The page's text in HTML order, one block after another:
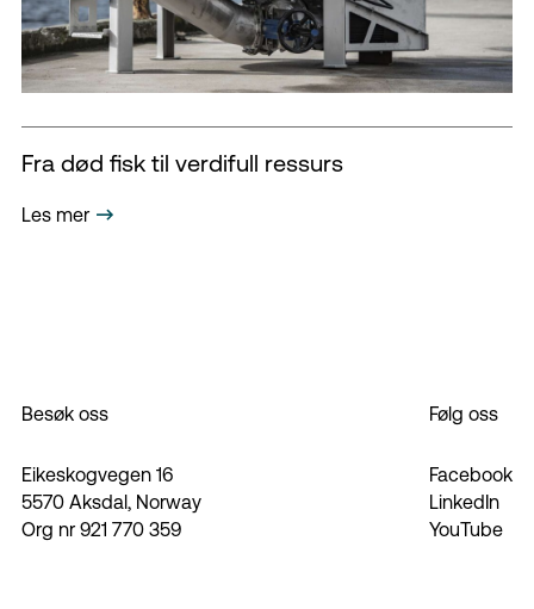
Fra død fisk til verdifull ressurs
Les mer
Besøk oss
Eikeskogvegen 16
5570 Aksdal, Norway
Org nr 921 770 359
Følg oss
Facebook
LinkedIn
YouTube